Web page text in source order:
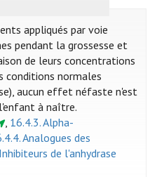
appliqués par voie
pendant la grossesse et
de leurs concentrations
conditions normales
aucun effet néfaste n'est
à naître.
, 16.4.3. Alpha-
Analogues des
de l'anhydrase